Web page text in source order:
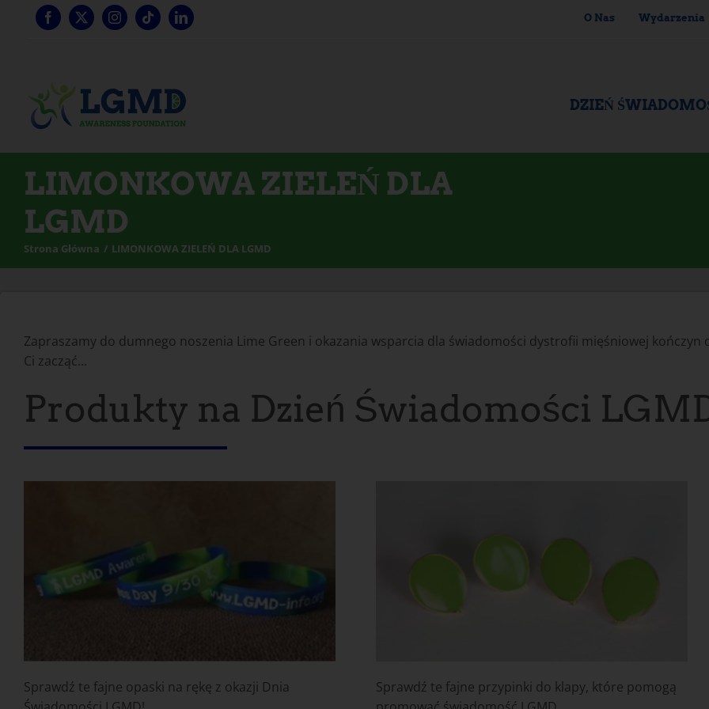
Przejdź
O Nas Wydarzenia
DZIEŃ
LIMONKOWA ZIELEŃ DLA
LGMD
Strona Główna LIMONKOWA ZIELEŃ DLA LGMD
Zapraszamy do dumnego noszenia Lime Green i okazania wsparcia dla świadomości dystrofii mięśniowej
Ci zacząć...
Produkty na Dzień Świadomości
Sprawdź te fajne opaski na rękę z okazji Dnia
Sprawdź te fajne przypinki do klapy, które pomogą